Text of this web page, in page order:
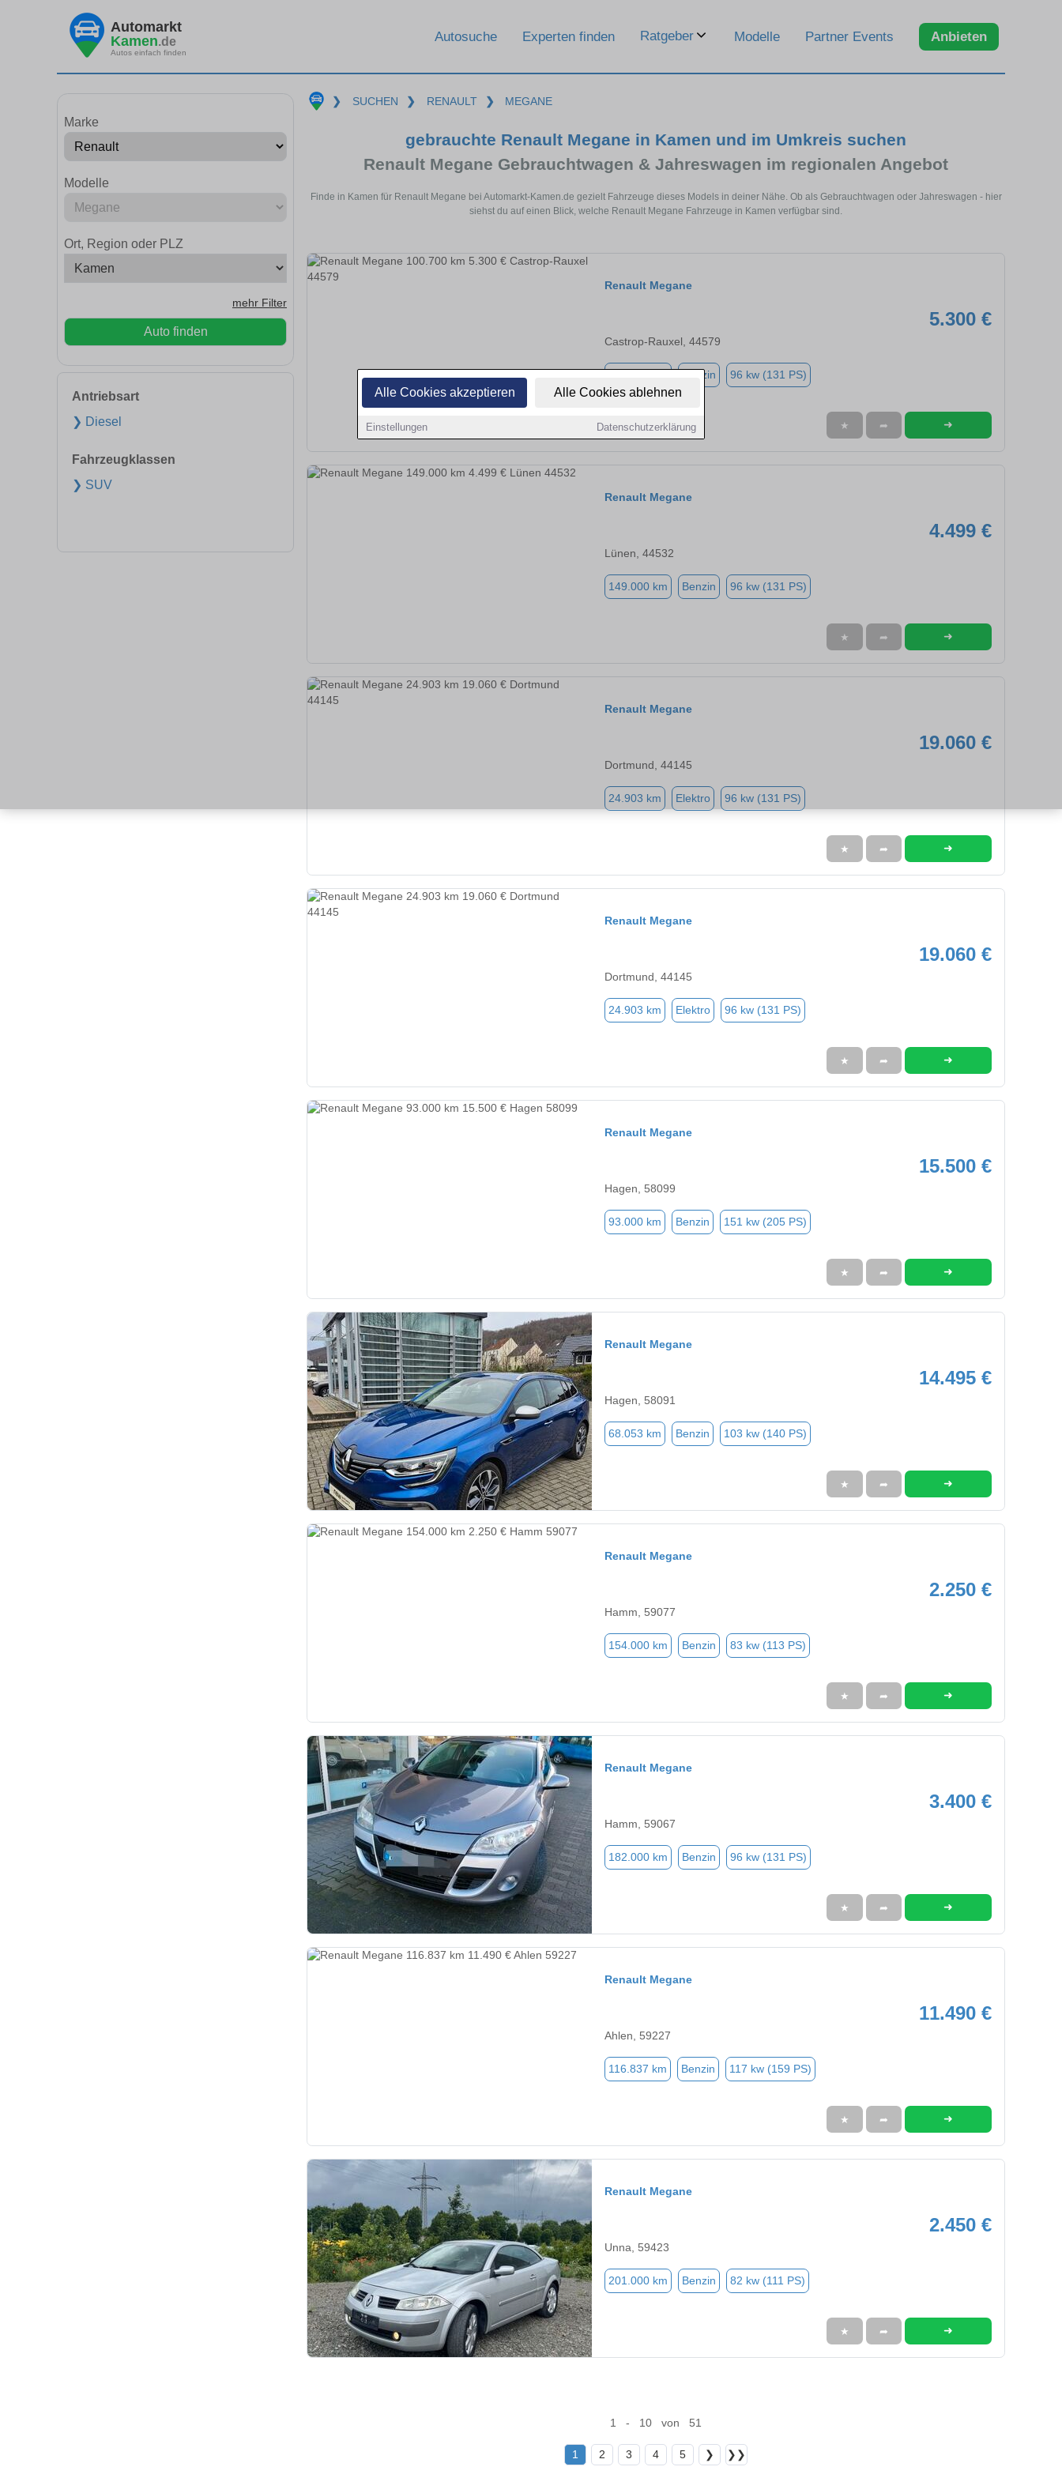
Alle Cookies akzeptieren Alle Cookies ablehnen
Einstellungen Datenschutzerklärung
Automarkt
Kamen.de
Autos einfach finden
Autosuche Experten finden Ratgeber Modelle Partner Events Anbieten
Marke
Modelle
Ort, Region oder PLZ
mehr Filter
Auto finden
Antriebsart
❯ Diesel
Fahrzeugklassen
❯ SUV
❯ SUCHEN ❯ RENAULT ❯ MEGANE
gebrauchte Renault Megane in Kamen und im Umkreis suchen
Renault Megane Gebrauchtwagen & Jahreswagen im regionalen Angebot
Finde in Kamen für Renault Megane bei Automarkt-Kamen.de gezielt Fahrzeuge dieses Models in deiner Nähe. Ob als Gebrauchtwagen oder Jahreswagen - hier
siehst du auf einen Blick, welche Renault Megane Fahrzeuge in Kamen verfügbar sind.
Renault Megane
5.300 €
Castrop-Rauxel, 44579
Benzin 96 kw (131 PS)
★ ➦ ➜
Renault Megane
4.499 €
Lünen, 44532
149.000 km Benzin 96 kw (131 PS)
★ ➦ ➜
Renault Megane
19.060 €
Dortmund, 44145
24.903 km Elektro 96 kw (131 PS)
★ ➦ ➜
Renault Megane
19.060 €
Dortmund, 44145
24.903 km Elektro 96 kw (131 PS)
★ ➦ ➜
Renault Megane
15.500 €
Hagen, 58099
93.000 km Benzin 151 kw (205 PS)
★ ➦ ➜
Renault Megane
14.495 €
Hagen, 58091
68.053 km Benzin 103 kw (140 PS)
★ ➦ ➜
Renault Megane
2.250 €
Hamm, 59077
154.000 km Benzin 83 kw (113 PS)
★ ➦ ➜
Renault Megane
3.400 €
Hamm, 59067
182.000 km Benzin 96 kw (131 PS)
★ ➦ ➜
Renault Megane
11.490 €
Ahlen, 59227
116.837 km Benzin 117 kw (159 PS)
★ ➦ ➜
Renault Megane
2.450 €
Unna, 59423
201.000 km Benzin 82 kw (111 PS)
★ ➦ ➜
1 - 10 von 51
1 2 3 4 5 ❯ ❯❯